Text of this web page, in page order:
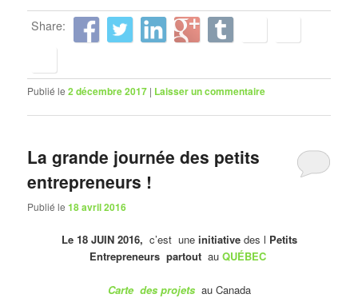
Share:
Publié le2 décembre 2017 | Laisser un commentaire
La grande journée des petits
entrepreneurs !
Publié le18 avril 2016
Le 18 JUIN 2016, c’est une initiativedes l Petits
Entrepreneurs partoutau QUÉBEC
Carte des projets au Canada